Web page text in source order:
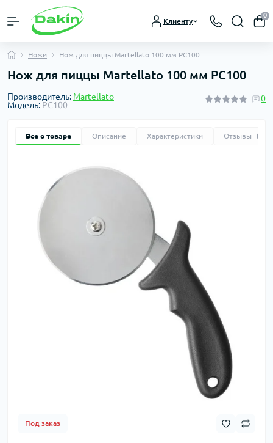
Клиенту
0
Ножи Нож для пиццы Martellato 100 мм PC100
Нож для пиццы Martellato 100 мм PC100
Производитель: Martellato
Модель: PC100
0
Все о товаре Описание Характеристики Отзывы
Под заказ